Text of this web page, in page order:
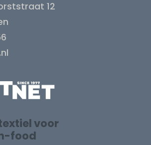
voor
food
12